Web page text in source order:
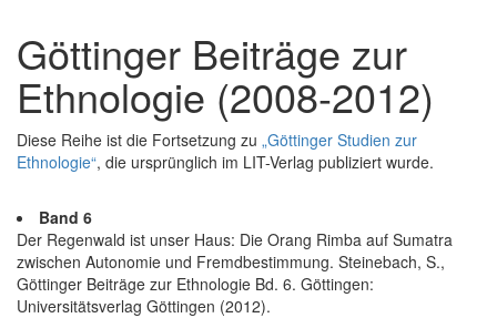
Göttinger Beiträge zur
Ethnologie (2008-2012)
Diese Reihe ist die Fortsetzung zu „Göttinger Studien zur
Ethnologie“, die ursprünglich im LIT-Verlag publiziert wurde.
Band 6
Der Regenwald ist unser Haus: Die Orang Rimba auf Sumatra
zwischen Autonomie und Fremdbestimmung. Steinebach, S.,
Göttinger Beiträge zur Ethnologie Bd. 6. Göttingen:
Universitätsverlag Göttingen (2012).